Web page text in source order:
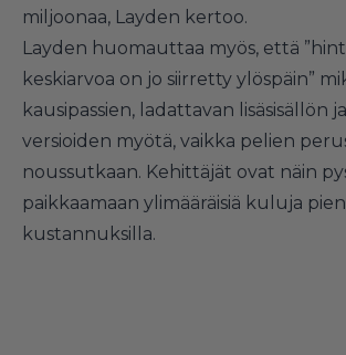
miljoonaa, Layden kertoo.
Layden huomauttaa myös, että
keskiarvoa on jo siirretty ylöspäin”
kausipassien, ladattavan lisäsisällön
versioiden myötä, vaikka pelien
noussutkaan. Kehittäjät ovat näin
paikkaamaan ylimääräisiä kuluja
kustannuksilla.